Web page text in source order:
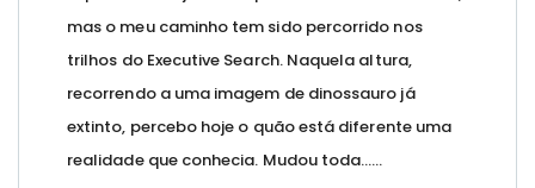
mas o meu caminho tem sido percorrido nos
trilhos do Executive Search. Naquela altura,
recorrendo a uma imagem de dinossauro já
extinto, percebo hoje o quão está diferente uma
realidade que conhecia. Mudou toda…...